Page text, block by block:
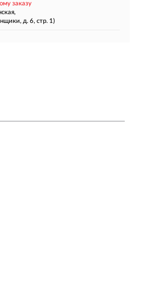
заказу
д. 6, стр. 1)